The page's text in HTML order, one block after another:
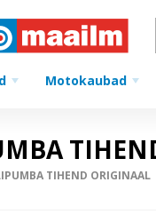
Motokaubad
TIHEND ORIGINAAL